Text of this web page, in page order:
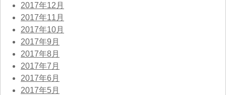
2017年12月
2017年11月
2017年10月
2017年9月
2017年8月
2017年7月
2017年6月
2017年5月